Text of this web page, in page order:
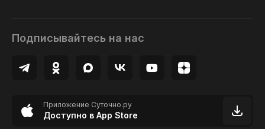
Подписывайтесь на нас
Приложение Суточно.ру
Доступно в App Store